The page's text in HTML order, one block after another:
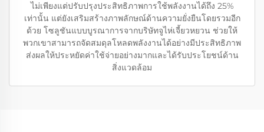
ไม่เพียงแต่ปรับปรุงประสิทธิภาพการใช้พลังงานได้ถึง 25%
เท่านั้น แต่ยังเสริมสร้างภาพลักษณ์ด้านความยั่งยืนโดยรวมอีก
ด้วย โซลูชันแบบบูรณาการจากบริษัทจูไห่เจี้ยวหยวน ช่วยให้
พวกเขาสามารถจัดสมดุลโหลดพลังงานได้อย่างมีประสิทธิภาพ
ส่งผลให้ประหยัดค่าใช้จ่ายอย่างมากและได้รับประโยชน์ด้าน
สิ่งแวดล้อม